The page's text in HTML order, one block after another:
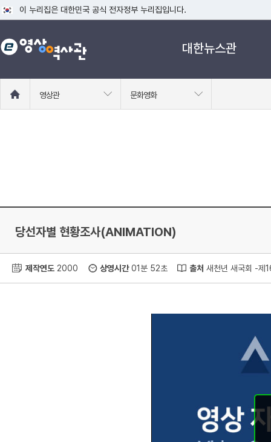
이 누리집은 대한민국 공식 전자정부 누리집입니다.
공식 누리집 주소 확인하기
go.kr 주소를 사용하는 누리집은 대한민국 정부기관이 관리하는 누리집입니
대한뉴스관
로
영상관 문화영화
당선자별 현황조사(ANIMATION)
제작연도 2000 상영시간01분 52초 출처 새천년 새국회 -제